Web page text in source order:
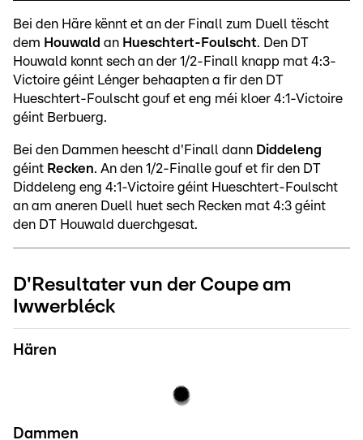
Bei den Häre kënnt et an der Finall zum Duell tëscht
dem Houwald an Hueschtert-Foulscht. Den DT
Houwald konnt sech an der 1/2-Finall knapp mat 4:3-
Victoire géint Lénger behaapten a fir den DT
Hueschtert-Foulscht gouf et eng méi kloer 4:1-Victoire
géint Berbuerg.
Bei den Dammen heescht d'Finall dann Diddeleng
géint Recken. An den 1/2-Finalle gouf et fir den DT
Diddeleng eng 4:1-Victoire géint Hueschtert-Foulscht
an am aneren Duell huet sech Recken mat 4:3 géint
den DT Houwald duerchgesat.
D'Resultater vun der Coupe am
Iwwerbléck
Hären
Dammen